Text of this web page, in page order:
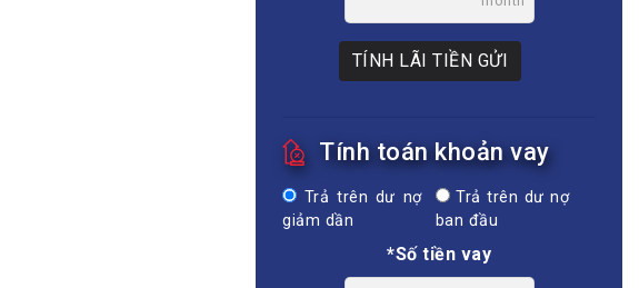
TÍNH LÃI TIỀN GỬI
Tính toán khoản vay
Trả trên dư nợ
giảm dần
Trả trên dư nợ
ban đầu
*Số tiền vay